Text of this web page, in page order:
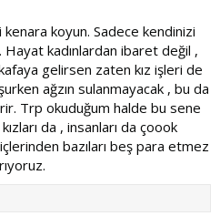
koyun. Sadece kendinizi
kadınlardan ibaret değil ,
gelirsen zaten kız işleri de
ağzın sulanmayacak , bu da
Trp okuduğum halde bu sene
da , insanları da çoook
bazıları beş para etmez